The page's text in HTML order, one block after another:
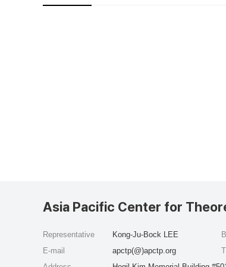
Asia Pacific Center for
Representative
Kong-Ju-Bock LEE
E-mail
apctp(@)apctp.org